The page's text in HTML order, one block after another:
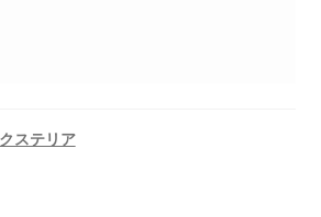
ステリア